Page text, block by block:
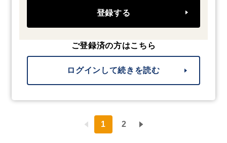
登録する
ご登録済の方はこちら
ログインして続きを読む
1 2